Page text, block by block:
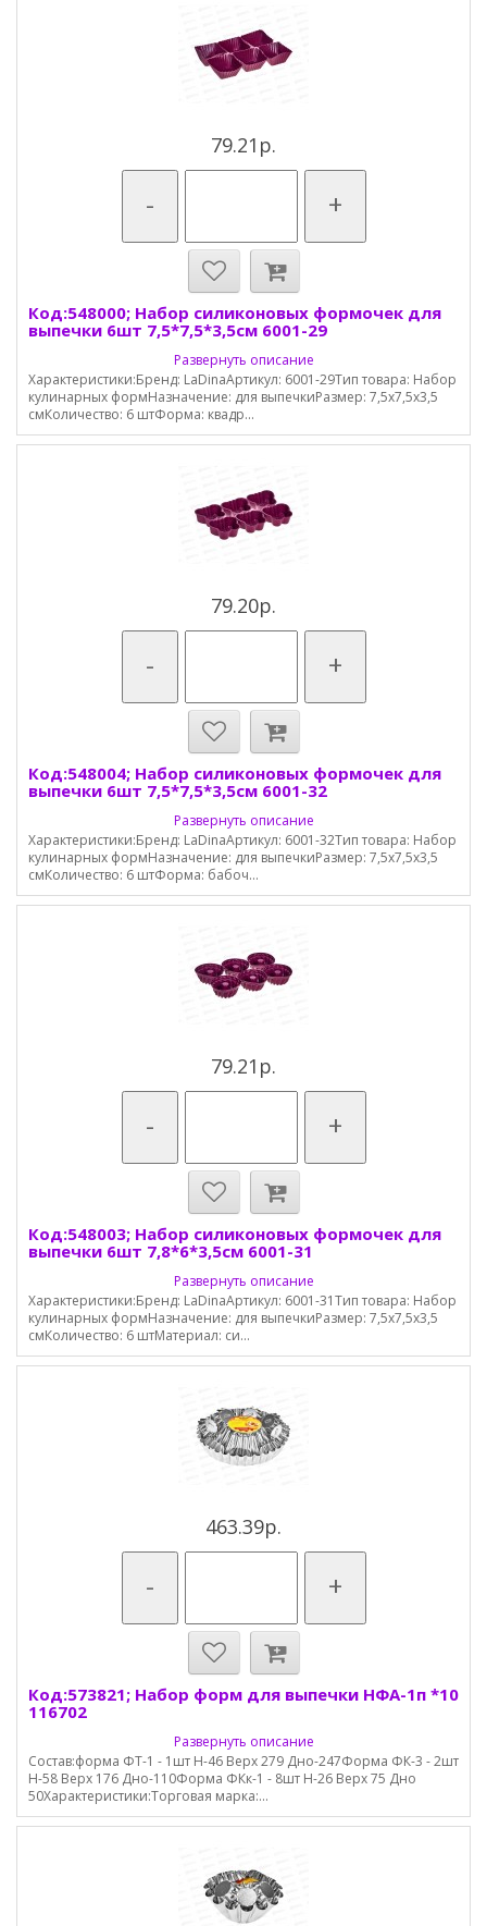
79.21р.
- +
Код:548000; Набор силиконовых формочек для
выпечки 6шт 7,5*7,5*3,5см 6001-29
Развернуть описание
Характеристики:Бренд: LaDinaАртикул: 6001-29Тип товара: Набор
кулинарных формНазначение: для выпечкиРазмер: 7,5х7,5х3,5
смКоличество: 6 штФорма: квадр...
79.20р.
- +
Код:548004; Набор силиконовых формочек для
выпечки 6шт 7,5*7,5*3,5см 6001-32
Развернуть описание
Характеристики:Бренд: LaDinaАртикул: 6001-32Тип товара: Набор
кулинарных формНазначение: для выпечкиРазмер: 7,5х7,5х3,5
смКоличество: 6 штФорма: бабоч...
79.21р.
- +
Код:548003; Набор силиконовых формочек для
выпечки 6шт 7,8*6*3,5см 6001-31
Развернуть описание
Характеристики:Бренд: LaDinaАртикул: 6001-31Тип товара: Набор
кулинарных формНазначение: для выпечкиРазмер: 7,5х7,5х3,5
смКоличество: 6 штМатериал: си...
463.39р.
- +
Код:573821; Набор форм для выпечки НФА-1п *10
116702
Развернуть описание
Состав:форма ФТ-1 - 1шт Н-46 Верх 279 Дно-247Форма ФК-3 - 2шт
Н-58 Верх 176 Дно-110Форма ФКк-1 - 8шт Н-26 Верх 75 Дно
50Характеристики:Торговая марка:...